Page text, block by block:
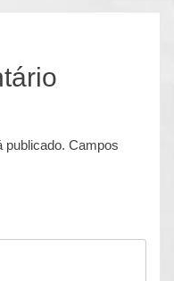
publicado. Campos